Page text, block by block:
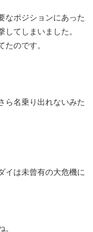
なポジションにあった
してしまいました。
たのです。
ら名乗り出れないみた
イは未曾有の大危機に
。